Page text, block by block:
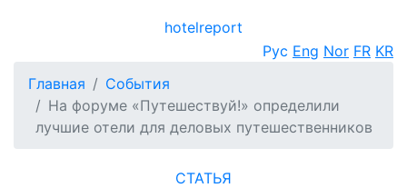
hotelreport
Рус Eng Nor FR KR
Главная
События
На форуме «Путешествуй!» определили
лучшие отели для деловых путешественников
СТАТЬЯ